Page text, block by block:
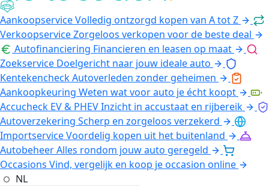
AankoopserviceVolledig ontzorgd kopen van A tot Z
VerkoopserviceZorgeloos verkopen voor de beste deal
Autofinanciering Financieren en leasen op maat
Zoekservice Doelgericht naar jouw ideale auto
KentekencheckAutoverleden zonder geheimen
Aankoopkeuring Weten wat voor auto je écht koopt
Accucheck EV & PHEVInzicht in accustaat en rijbereik
Autoverzekering Scherp en zorgeloos verzekerd
ImportserviceVoordelig kopen uit het buitenland
AutobeheerAlles rondom jouw auto geregeld
Occasions Vind, vergelijk en koop je occasion online
NL